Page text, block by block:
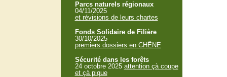
Parcs naturels régionaux
04/11/2025
et révisions de leurs chartes
Fonds Solidaire de Filière
30/10/2025
premiers dossiers en CHÊNE
Sécurité dans les forêts
24 octobre 2025 attention çà coupe
et çà pique